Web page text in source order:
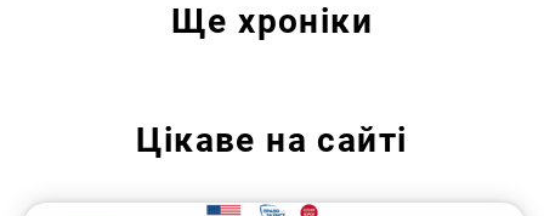
Щехроніки
Цікаве на сайті